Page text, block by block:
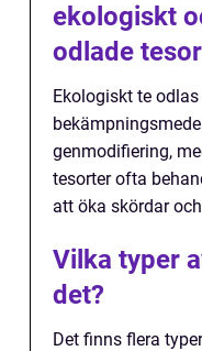
ekologiskt
odlade
Ekologiskt te
genmodifiering,
tesorter ofta
att öka skördar
Vilka typer
det?
Det finns flera